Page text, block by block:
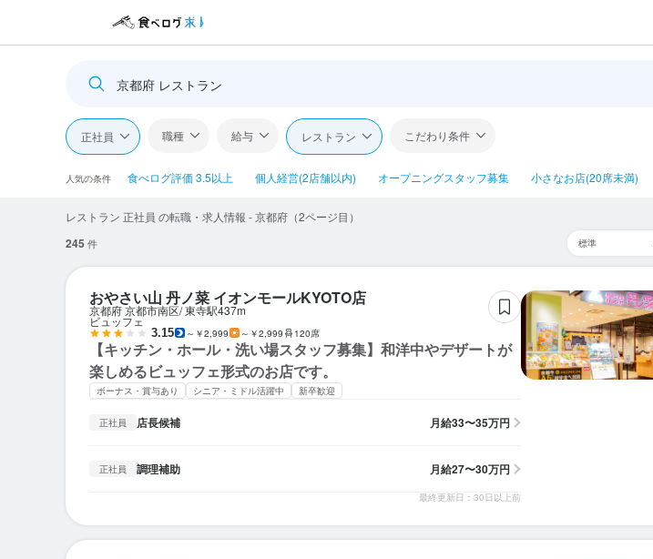
京都府 レストラン
正社員 職種 給与 レストラン こだわり条件
人気の条件 食べログ評価 3.5以上 個人経営(2店舗以内) オープニングスタッフ募集 小さなお店(20席未満)
レストラン 正社員 の転職・求人情報 - 京都府（2ページ目）
245 件
おやさい山 丹ノ菜 イオンモールKYOTO店
京都府 京都市南区 東寺駅437m
ビュッフェ
3.15 ～￥2,999 ～￥2,999 120席
【キッチン・ホール・洗い場スタッフ募集】和洋中やデザートが
楽しめるビュッフェ形式のお店です。
ボーナス・賞与あり シニア・ミドル活躍中 新卒歓迎
正社員 店長候補 月給33〜35万円
正社員 調理補助 月給27〜30万円
最終更新日：30日以上前